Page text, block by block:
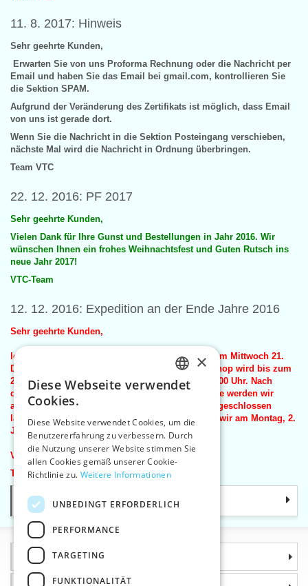
11. 8. 2017: Hinweis
Sehr geehrte Kunden,
Erwarten Sie von uns Proforma Rechnung oder die Nachricht per
Email und haben Sie das Email bei gmail.com, kontrollieren Sie
die Sektion SPAM.
Aufgrund der Veränderung des Zertifikats ist möglich, dass Email
von uns ist gerade dort.
Wenn Sie die Nachricht in die Sektion Posteingang verschieben,
nächste Mal wird die Nachricht in Ordnung überbringen.
Team VTC
22. 12. 2016: PF 2017
Sehr geehrte Kunden,
Vielen Dank für Ihre Gunst und Bestellungen in Jahr 2016. Wir
wünschen Ihnen ein frohes Weihnachtsfest und Guten Rutsch ins
neue Jahr 2017!
VTC-Team
12. 12. 2016: Expedition an der Ende Jahre 2016
Sehr geehrte Kunden,
letzte Lieferung Waren aus dem Lager wird am Mittwoch 21.
Dezember 2016 und eine Bestellung im Online-Shop wird bis zum
21. Dezember 2016 angenommen werden, bis 12:00 Uhr. Nach
diesem Datum und Zeitpunkt eingehende Aufträge werden wir
absenden bis 2017. Seit dem
Dezember 2016 geschlossen
lagern für die Bestands Waren. Wieder beginnen wir am Montag, 2.
Januar 2017 versandt
Vielen Dank für Ihr Verständnis.
Team VTC
Kategorie
Informationen
CZECH
ENGLISH
×
Diese Webseite verwendet
Cookies.
Diese Website verwendet Cookies, um die
Benutzererfahrung zu verbessern. Durch
die Nutzung unserer Website stimmen Sie
allen Cookies gemäß unserer Cookie-
Richtlinie zu. Weitere Informationen
UNBEDINGT ERFORDERLICH
PERFORMANCE
TARGETING
FUNKTIONALITÄT